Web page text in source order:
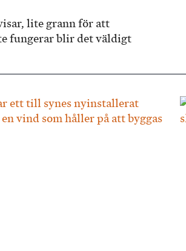
lite grann för att
fungerar blir det väldigt